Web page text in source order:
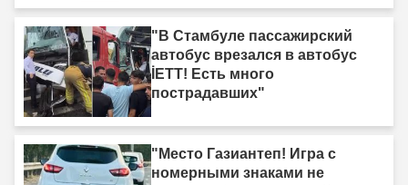
"В Стамбуле пассажирский
автобус врезался в автобус
İETT! Есть много
пострадавших"
"Место Газиантеп! Игра с
номерными знаками не